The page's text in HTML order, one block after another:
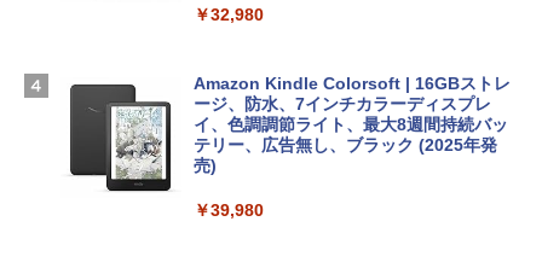
ラ、Touch ID - ミッドナイト + 3年延長
￥347,600
【Amazon.co.jp限定】 HP ノートパソコ
SSD インテル Core 5
Robloxギフトカード - 1000 Robux 【限
ラインコード版
￥1,600
ト): Java & Bedrock Edition | オンライ
1冊ですべて身につくHTML & CSSとWe
￥2,326
FM TOWNS ハイパー・カタログ: 本体ハ
ェクトリストと最新エミュレータ紹介
￥32,980
Amazon Kindle Colorsoft | 16GBストレ
ージ、防水、7インチカラーディスプレ
イ、色調調節ライト、最大8週間持続バッ
テリー、広告無し、ブラック (2025年発
売)
￥39,980